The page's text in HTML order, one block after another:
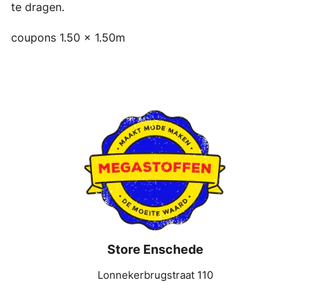
te dragen.
coupons 1.50 x 1.50m
Store Enschede
Lonnekerbrugstraat 110